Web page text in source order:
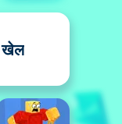
3डी का खेल